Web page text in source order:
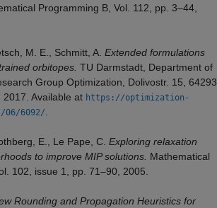
Programming B, Vol. 112, pp. 3–44,
M. E., Schmitt, A. Extended formulations
orbitopes. TU Darmstadt, Department of
Group Optimization, Dolivostr. 15, 64293
Available at https://optimization-
06/6092/.
E., Le Pape, C. Exploring relaxation
to improve MIP solutions. Mathematical
102, issue 1, pp. 71–90, 2005.
Rounding and Propagation Heuristics for